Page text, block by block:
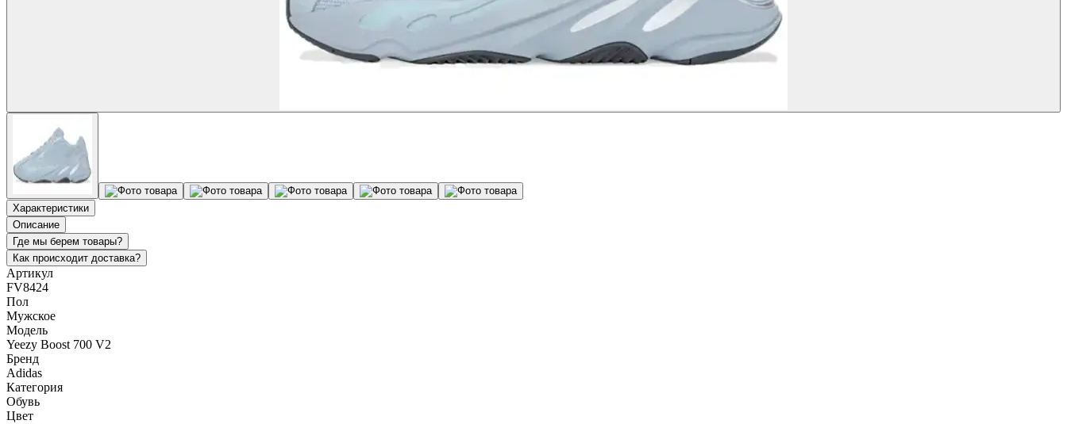
Характеристики
Описание
Где мы берем товары?
Как происходит доставка?
Артикул
FV8424
Пол
Мужское
Модель
Yeezy Boost 700 V2
Бренд
Adidas
Категория
Обувь
Цвет